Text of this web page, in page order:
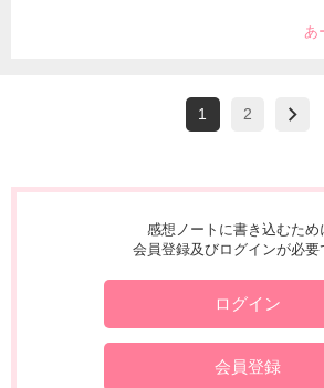
あ
1 2
感想ノートに書き込むため
会員登録及びログインが必要
ログイン
会員登録